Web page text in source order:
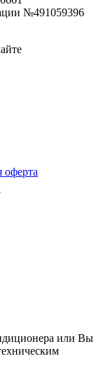
№491059396
оферта
или Вы